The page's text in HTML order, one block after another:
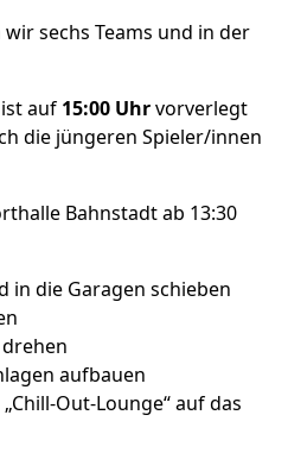
sechs Teams und in der
auf 15:00 Uhrvorverlegt
die jüngeren Spieler/innen
Bahnstadt ab 13:30
in die Garagen schieben
aufbauen
Out-Lounge“ auf das